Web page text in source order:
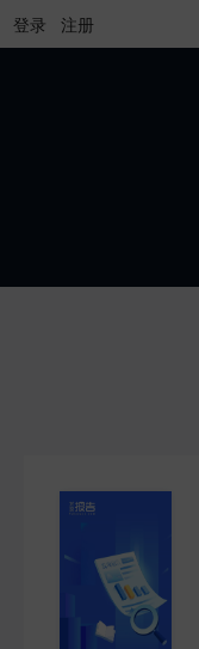
登录 注册
公司研究
COMPANY
宏观策略